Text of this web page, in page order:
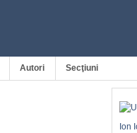
Autori Secţiuni
Ion